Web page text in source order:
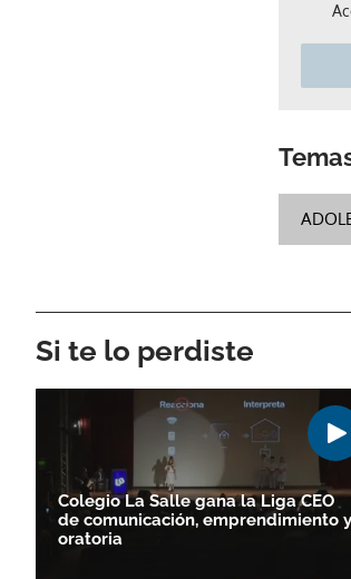
Si te lo perdiste
Colegio La Salle gana la Liga CEO
de comunicación, emprendimiento y
oratoria